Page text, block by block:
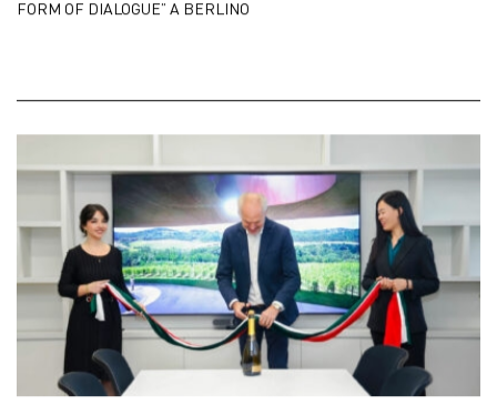
FORM OF DIALOGUE” A BERLINO